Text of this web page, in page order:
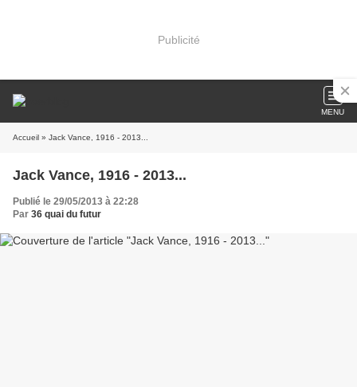
Publicité
MENU
Accueil » Jack Vance, 1916 - 2013...
Jack Vance, 1916 - 2013...
Publié le 29/05/2013 à 22:28
Par 36 quai du futur